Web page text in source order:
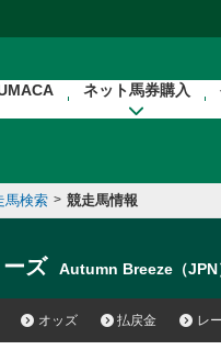
ネット馬券購入
馬検索 > 競走馬情報
ズ Autumn Breeze（JPN
オッズ 払戻金 レ